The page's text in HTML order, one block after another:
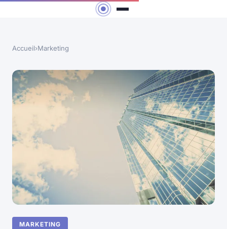
Accueil›Marketing
MARKETING